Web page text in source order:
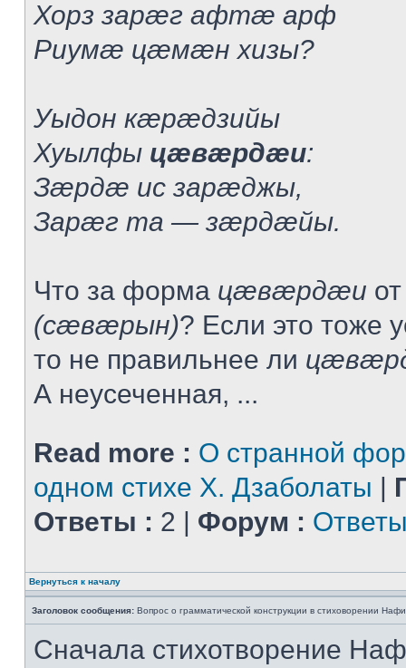
Хорз зарæг афтæ арф
Риумæ цæмæн хизы?
Уыдон кæрæдзийы
Хуылфы цæвæрдæи:
Зæрдæ ис зарæджы,
Зарæг та — зæрдæйы.
Что за форма цæвæрдæи
(сæвæрын)? Если это тоже
то не правильнее ли
А неусеченная, ...
Read more : О странной
одном стихе Х. Дзаболаты |
Ответы : 2 | Форум :
Вернуться к началу
Заголовок сообщения: Вопрос о грамматической конструкции в стиховорении Нафи
Сначала стихотворение